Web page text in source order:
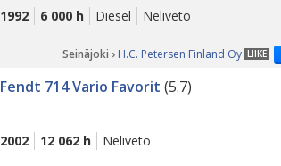
1992 6 000 h Diesel Neliveto
LIIKE
Seinäjoki › H.C. Petersen Finland Oy
Fendt 714 Vario Favorit (5.7)
2002 12 062 h Neliveto